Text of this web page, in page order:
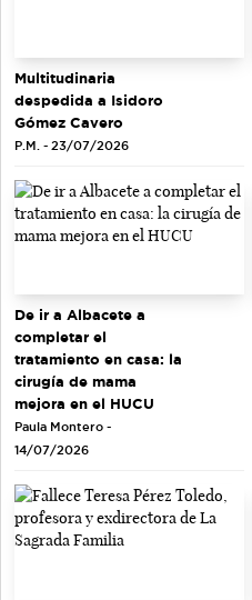
Multitudinaria
despedida a Isidoro
Gómez Cavero
P.M. - 23/07/2026
De ir a Albacete a
completar el
tratamiento en casa: la
cirugía de mama
mejora en el HUCU
Paula Montero -
14/07/2026